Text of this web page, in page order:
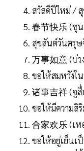
สวัสดีปีใหม่ /
春节快乐 (ชุน
สุขสันต์วันตรุ
万事如意 (บ่ว
ขอให้สมหวังใ
诸事吉祥 (จูสื่
ขอให้มีความสิ
合家欢乐 (เห
ขอให้อยู่เย็นเ